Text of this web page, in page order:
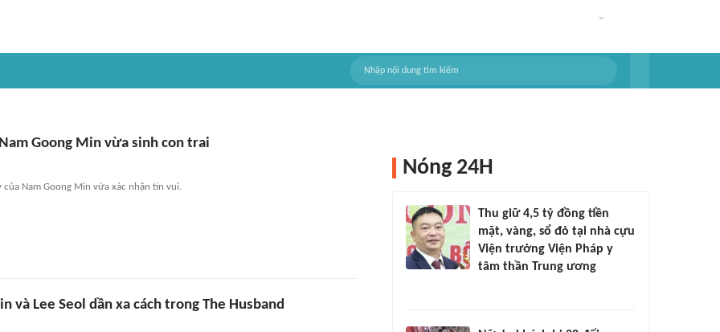
Goong Min vừa sinh con trai
của Nam Goong Min vừa xác nhận tin vui.
và Lee Seol dần xa cách trong The Husband
Nóng 24H
Thu giữ 4,5 tỷ đồng tiền
mặt, vàng, sổ đỏ tại nhà cựu
Viện trưởng Viện Pháp y
tâm thần Trung ương